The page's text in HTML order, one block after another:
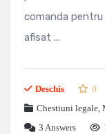
comanda
afisat ...
Deschis
0
Chestiuni legale,
3 Answers